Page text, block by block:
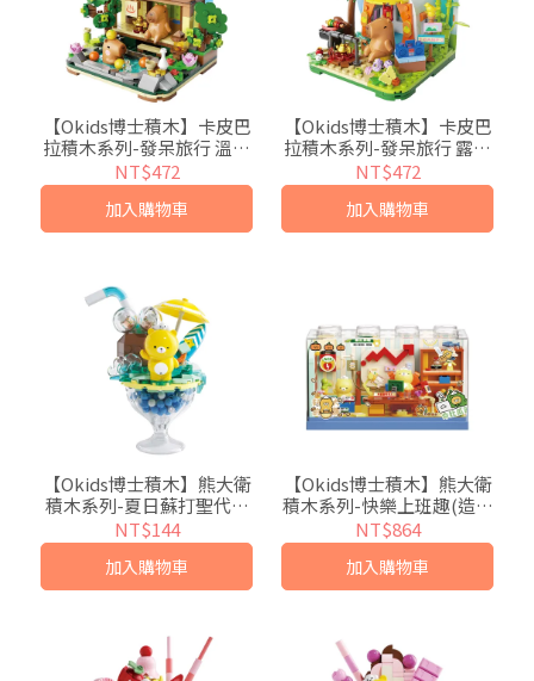
【Okids博士積木】卡皮巴
拉積木系列-發呆旅行 溫泉
篇(造景積木/公仔玩具/療
癒小物)
NT$472
加入購物車
【Okids博士積木】卡皮巴
拉積木系列-發呆旅行 露營
篇(造景積木/公仔玩具/療
癒小物)
NT$472
加入購物車
【Okids博士積木】熊大衛
積木系列-夏日蘇打聖代杯
(造景積木/公仔玩具/療癒
小物)
NT$144
加入購物車
【Okids博士積木】熊大衛
積木系列-快樂上班趣(造景
積木/公仔玩具/療癒小物)
NT$864
加入購物車